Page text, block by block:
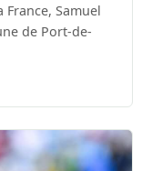
France, Samuel
de Port-de-